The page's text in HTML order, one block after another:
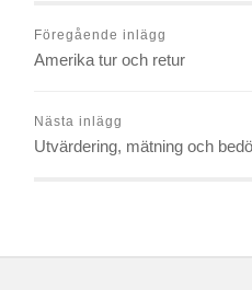
Föregående inlägg
Amerika tur och retur
Nästa inlägg
Utvärdering, mätning och